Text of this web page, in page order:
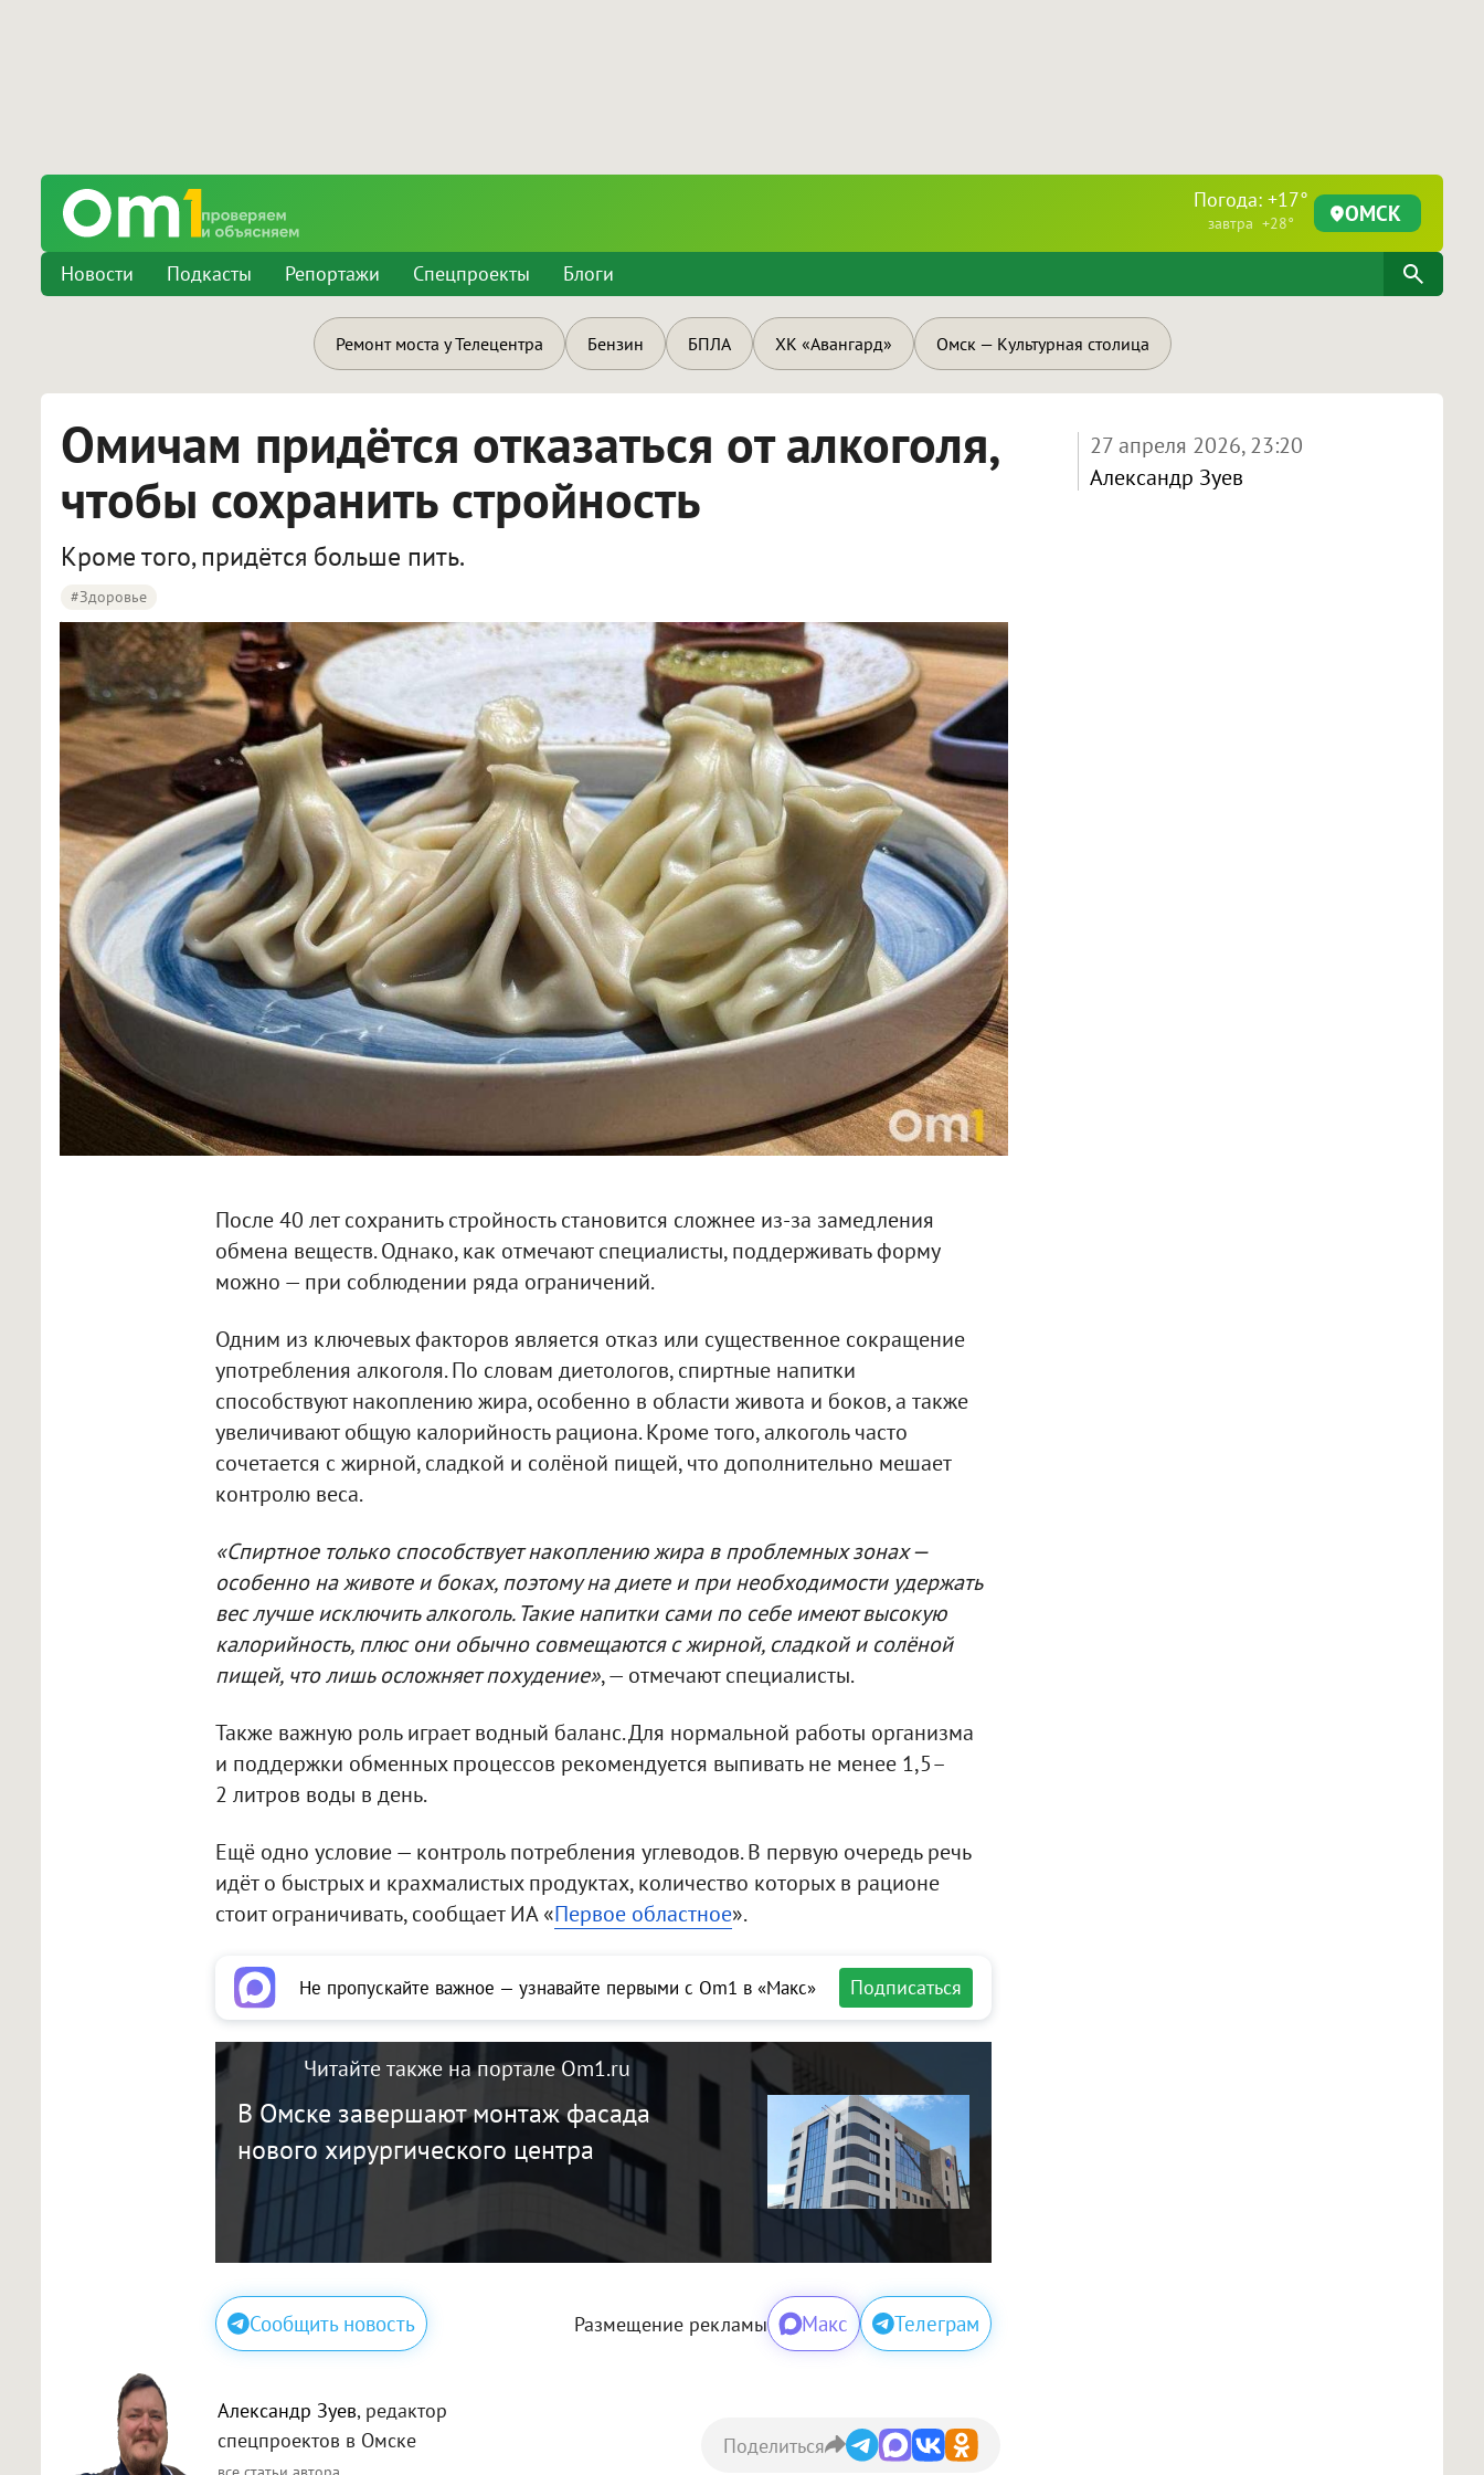
Погода: +17°
завтра +28° ОМСК
Новости Подкасты Репортажи Спецпроекты Блоги
Ремонт моста у Телецентра Бензин БПЛА ХК «Авангард» Омск — Культурная столица
Омичам придётся отказаться от алкоголя,
чтобы сохранить стройность
Кроме того, придётся больше пить.
#Здоровье
27 апреля 2026, 23:20
Александр Зуев
После 40 лет сохранить стройность становится сложнее из-за замедления
обмена веществ. Однако, как отмечают специалисты, поддерживать форму
можно — при соблюдении ряда ограничений.
Одним из ключевых факторов является отказ или существенное сокращение
употребления алкоголя. По словам диетологов, спиртные напитки
способствуют накоплению жира, особенно в области живота и боков, а также
увеличивают общую калорийность рациона. Кроме того, алкоголь часто
сочетается с жирной, сладкой и солёной пищей, что дополнительно мешает
контролю веса.
«Спиртное только способствует накоплению жира в проблемных зонах —
особенно на животе и боках, поэтому на диете и при необходимости удержать
вес лучше исключить алкоголь. Такие напитки сами по себе имеют высокую
калорийность, плюс они обычно совмещаются с жирной, сладкой и солёной
пищей, что лишь осложняет похудение», — отмечают специалисты.
Также важную роль играет водный баланс. Для нормальной работы организма
и поддержки обменных процессов рекомендуется выпивать не менее 1,5–
2 литров воды в день.
Ещё одно условие — контроль потребления углеводов. В первую очередь речь
идёт о быстрых и крахмалистых продуктах, количество которых в рационе
стоит ограничивать, сообщает ИА «Первое областное».
Не пропускайте важное — узнавайте первыми с Om1 в «Макс» Подписаться
Читайте также на портале Om1.ru
В Омске завершают монтаж фасада
нового хирургического центра
Сообщить новость Размещение рекламы Макс Телеграм
Александр Зуев, редактор
спецпроектов в Омске
Поделиться